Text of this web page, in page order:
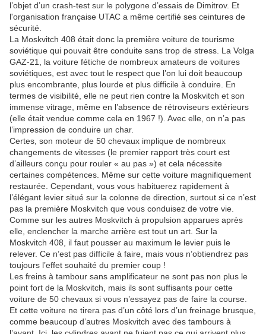
l’objet d’un crash-test sur le polygone d’essais de Dimitrov. Et
l'organisation française UTAC a même certifié ses ceintures de
sécurité.
La Moskvitch 408 était donc la première voiture de tourisme
soviétique qui pouvait être conduite sans trop de stress. La Volga
GAZ-21, la voiture fétiche de nombreux amateurs de voitures
soviétiques, est avec tout le respect que l’on lui doit beaucoup
plus encombrante, plus lourde et plus difficile à conduire. En
termes de visibilité, elle ne peut rien contre la Moskvitch et son
immense vitrage, même en l’absence de rétroviseurs extérieurs
(elle était vendue comme cela en 1967 !). Avec elle, on n’a pas
l’impression de conduire un char.
Certes, son moteur de 50 chevaux implique de nombreux
changements de vitesses (le premier rapport très court est
d’ailleurs conçu pour rouler « au pas ») et cela nécessite
certaines compétences. Même sur cette voiture magnifiquement
restaurée. Cependant, vous vous habituerez rapidement à
l’élégant levier situé sur la colonne de direction, surtout si ce n’est
pas la première Moskvitch que vous conduisez de votre vie.
Comme sur les autres Moskvitch à propulsion apparues après
elle, enclencher la marche arrière est tout un art. Sur la
Moskvitch 408, il faut pousser au maximum le levier puis le
relever. Ce n’est pas difficile à faire, mais vous n’obtiendrez pas
toujours l’effet souhaité du premier coup !
Les freins à tambour sans amplificateur ne sont pas non plus le
point fort de la Moskvitch, mais ils sont suffisants pour cette
voiture de 50 chevaux si vous n’essayez pas de faire la course.
Et cette voiture ne tirera pas d’un côté lors d’un freinage brusque,
comme beaucoup d’autres Moskvitch avec des tambours à